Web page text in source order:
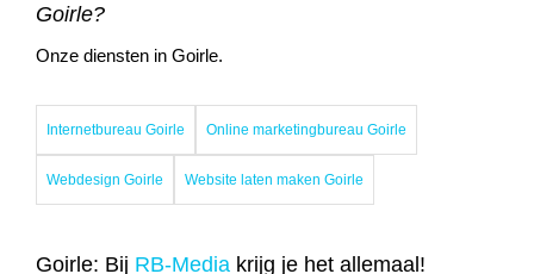
Goirle?
Onze diensten in Goirle.
Internetbureau Goirle Online marketingbureau Goirle
Webdesign Goirle Website laten maken Goirle
Goirle: Bij RB-Media krijg je het allemaal!